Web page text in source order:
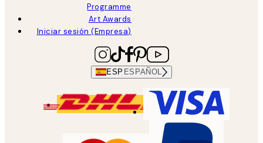
Programme
Art Awards
Iniciar sesión (Empresa)
ESP ESPAÑOL